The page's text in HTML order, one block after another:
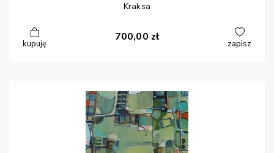
Kraksa
kupuję
700,00 zł
zapisz